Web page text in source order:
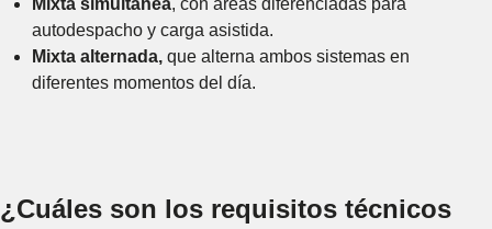
Mixta simultánea, con áreas diferenciadas para
autodespacho y carga asistida.
Mixta alternada,que alterna ambos sistemas en
diferentes momentos del día.
¿Cuáles son los requisitos técnicos